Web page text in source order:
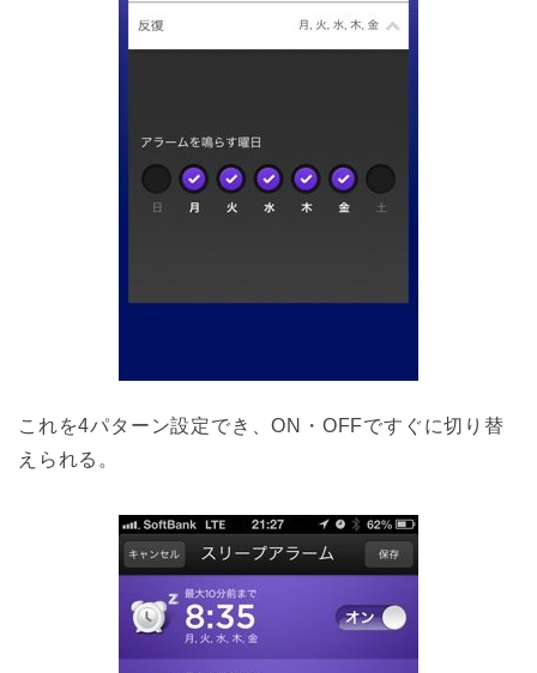
これを4パターン設定でき、ON・OFFですぐに切り替
えられる。